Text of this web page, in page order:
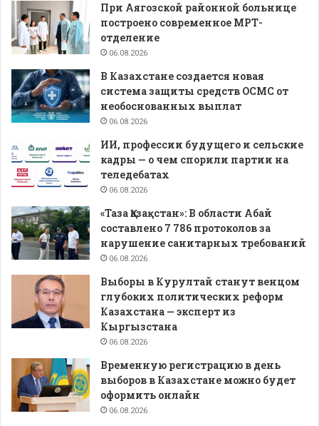
При Аягозской районной больнице
построено современное МРТ-
отделение
06.08.2026
В Казахстане создается новая
система защиты средств ОСМС от
необоснованных выплат
06.08.2026
ИИ, профессии будущего и сельские
кадры — о чем спорили партии на
теледебатах
06.08.2026
«Таза Қазақстан»: В области Абай
составлено 7 786 протоколов за
нарушение санитарных требований
06.08.2026
Выборы в Курултай станут венцом
глубоких политических реформ
Казахстана — эксперт из
Кыргызстана
06.08.2026
Временную регистрацию в день
выборов в Казахстане можно будет
оформить онлайн
06.08.2026